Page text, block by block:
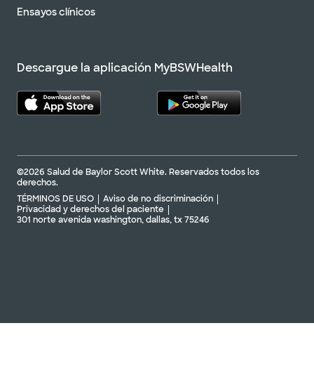
Ensayos clínicos
Descargue la aplicación MyBSWHealth
©2026 Salud de Baylor Scott White. Reservados todos los
derechos.
TÉRMINOS DE USO
Aviso de no discriminación
Privacidad y derechos del paciente
301 norte avenida washington, dallas, tx 75246